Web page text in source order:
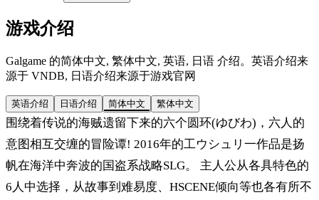
游戏介绍
Galgame 的简体中文, 繁体中文, 英语, 日语 介绍。英语介绍来
源于 VNDB, 日语介绍来源于游戏官网
英语介绍 日语介绍 简体中文 繁体中文
围绕着传说的海贼遗留下来的六个圆环(ゆびわ)，六人的
意图相互交缠的冒险谭! 2016年的工ウシュリ一作品是扬
帆在海洋中奔波的国盗系战略SLG。 主人公从各具特色的
6人中选择，从故事到难易度、HSCENE倾向等也各有所不